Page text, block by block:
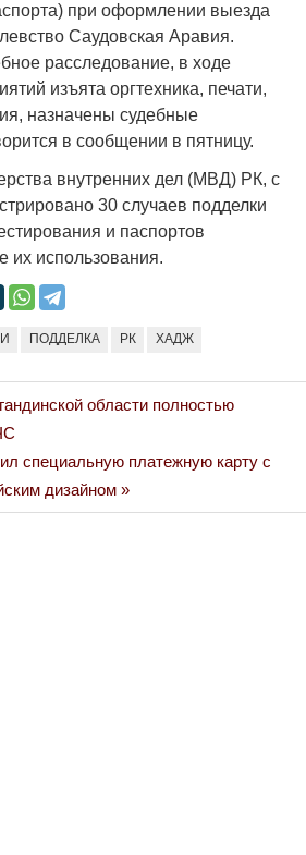
при оформлении выезда
Саудовская Аравия.
расследование, в ходе
изъята оргтехника, печати,
назначены судебные
в сообщении в пятницу.
внутренних дел (МВД) РК, с
30 случаев подделки
и паспортов
их использования.
ПОДДЕЛКА РК ХАДЖ
области полностью
специальную платежную карту с
дизайном